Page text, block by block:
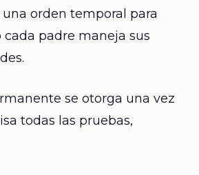
orden temporal para
cada padre maneja sus
se otorga una vez
todas las pruebas,